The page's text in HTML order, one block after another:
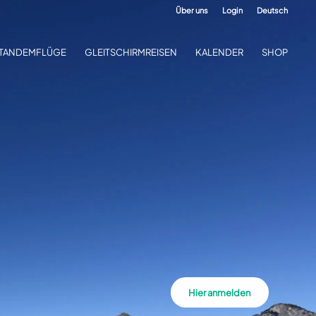
Hier anmelden
Über uns Login Deutsch
GLEITSCHIRMREISEN KALENDER SHOP